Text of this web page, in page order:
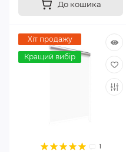
До кошика
Хіт продажу
Кращий вибір
1